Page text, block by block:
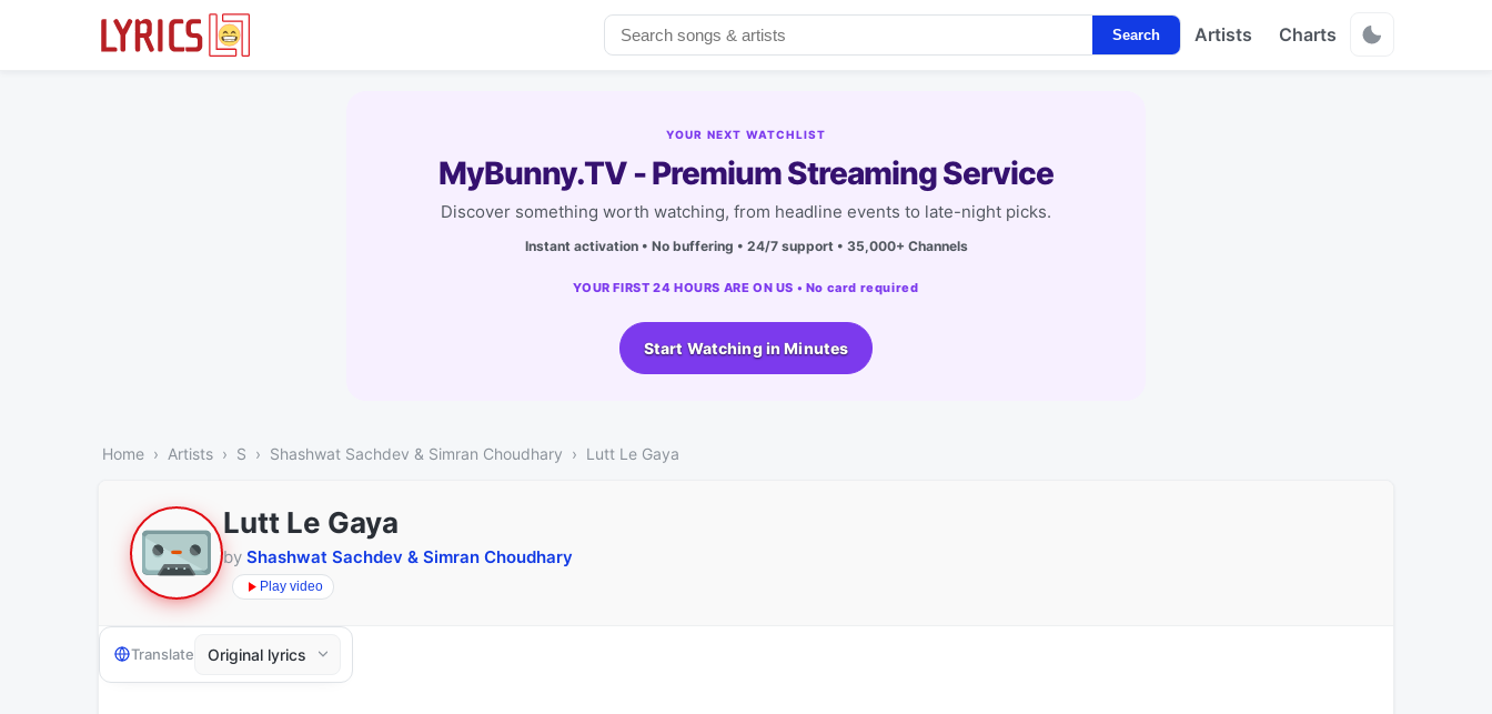
Search Artists Charts
YOUR NEXT WATCHLIST
MyBunny.TV - Premium Streaming Service
Discover something worth watching, from headline events to late-night picks.
Instant activation • No buffering • 24/7 support • 35,000+ Channels
YOUR FIRST 24 HOURS ARE ON US • No card required
Start Watching in Minutes
Home Artists S Shashwat Sachdev & Simran Choudhary Lutt Le Gaya
Lutt Le Gaya
by Shashwat Sachdev & Simran Choudhary
Play video
Translate